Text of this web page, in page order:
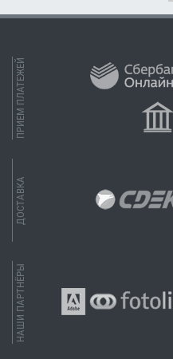
ПРИЕМ ПЛАТЕЖЕЙ
ДОСТАВКА
НАШИ ПАРТНЁРЫ